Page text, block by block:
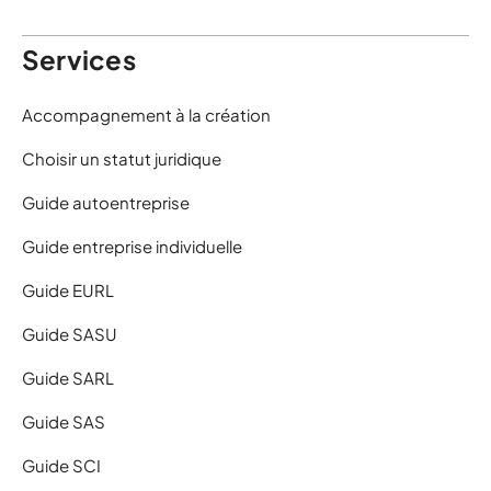
Services
Accompagnement à la création
Choisir un statut juridique
Guide autoentreprise
Guide entreprise individuelle
Guide EURL
Guide SASU
Guide SARL
Guide SAS
Guide SCI